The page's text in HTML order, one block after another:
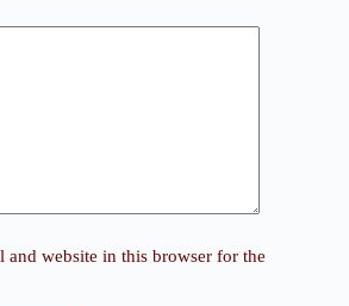
and website in this browser for the